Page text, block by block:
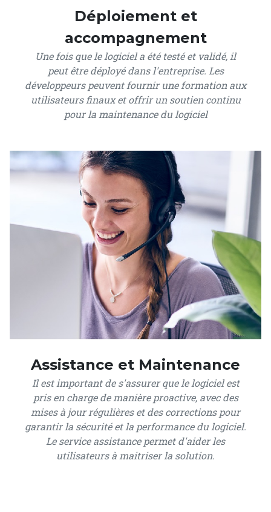
Déploiement et
accompagnement
Une fois que le logiciel a été testé et validé, il
peut être déployé dans l'entreprise. Les
développeurs peuvent fournir une formation aux
utilisateurs finaux et offrir un soutien continu
pour la maintenance du logiciel
Assistance et Maintenance
Il est important de s'assurer que le logiciel est
pris en charge de manière proactive, avec des
mises à jour régulières et des corrections pour
garantir la sécurité et la performance du logiciel.
Le service assistance permet d'aider les
utilisateurs à maitriser la solution.